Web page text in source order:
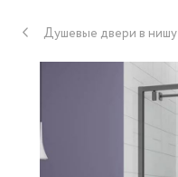
Душевые двери в нишу